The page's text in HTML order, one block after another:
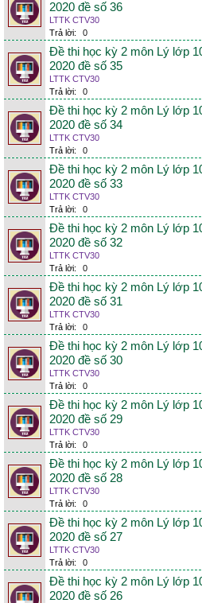
2020 đề số 36
LTTK CTV30
Trả lời:
0
Đề thi học kỳ 2 môn Lý lớp
2020 đề số 35
LTTK CTV30
Trả lời:
0
Đề thi học kỳ 2 môn Lý lớp
2020 đề số 34
LTTK CTV30
Trả lời:
0
Đề thi học kỳ 2 môn Lý lớp
2020 đề số 33
LTTK CTV30
Trả lời:
0
Đề thi học kỳ 2 môn Lý lớp
2020 đề số 32
LTTK CTV30
Trả lời:
0
Đề thi học kỳ 2 môn Lý lớp
2020 đề số 31
LTTK CTV30
Trả lời:
0
Đề thi học kỳ 2 môn Lý lớp
2020 đề số 30
LTTK CTV30
Trả lời:
0
Đề thi học kỳ 2 môn Lý lớp
2020 đề số 29
LTTK CTV30
Trả lời:
0
Đề thi học kỳ 2 môn Lý lớp
2020 đề số 28
LTTK CTV30
Trả lời:
0
Đề thi học kỳ 2 môn Lý lớp
2020 đề số 27
LTTK CTV30
Trả lời:
0
Đề thi học kỳ 2 môn Lý lớp
2020 đề số 26